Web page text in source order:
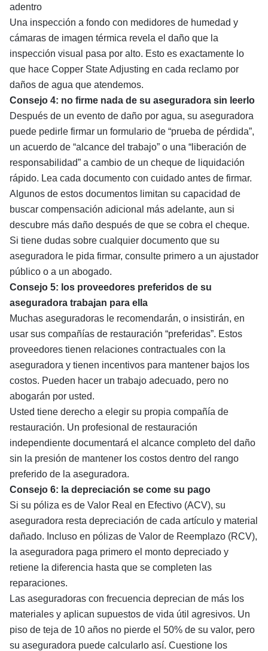
adentro
Una inspección a fondo con medidores de humedad y
cámaras de imagen térmica revela el daño que la
inspección visual pasa por alto. Esto es exactamente lo
que hace Copper State Adjusting en cada reclamo por
daños de agua que atendemos.
Consejo 4: no firme nada de su aseguradora sin leerlo
Después de un evento de daño por agua, su aseguradora
puede pedirle firmar un formulario de “prueba de pérdida”,
un acuerdo de “alcance del trabajo” o una “liberación de
responsabilidad” a cambio de un cheque de liquidación
rápido. Lea cada documento con cuidado antes de firmar.
Algunos de estos documentos limitan su capacidad de
buscar compensación adicional más adelante, aun si
descubre más daño después de que se cobra el cheque.
Si tiene dudas sobre cualquier documento que su
aseguradora le pida firmar, consulte primero a un ajustador
público o a un abogado.
Consejo 5: los proveedores preferidos de su
aseguradora trabajan para ella
Muchas aseguradoras le recomendarán, o insistirán, en
usar sus compañías de restauración “preferidas”. Estos
proveedores tienen relaciones contractuales con la
aseguradora y tienen incentivos para mantener bajos los
costos. Pueden hacer un trabajo adecuado, pero no
abogarán por usted.
Usted tiene derecho a elegir su propia compañía de
restauración. Un profesional de restauración
independiente documentará el alcance completo del daño
sin la presión de mantener los costos dentro del rango
preferido de la aseguradora.
Consejo 6: la depreciación se come su pago
Si su póliza es de Valor Real en Efectivo (ACV), su
aseguradora resta depreciación de cada artículo y material
dañado. Incluso en pólizas de Valor de Reemplazo (RCV),
la aseguradora paga primero el monto depreciado y
retiene la diferencia hasta que se completen las
reparaciones.
Las aseguradoras con frecuencia deprecian de más los
materiales y aplican supuestos de vida útil agresivos. Un
piso de teja de 10 años no pierde el 50% de su valor, pero
su aseguradora puede calcularlo así. Cuestione los